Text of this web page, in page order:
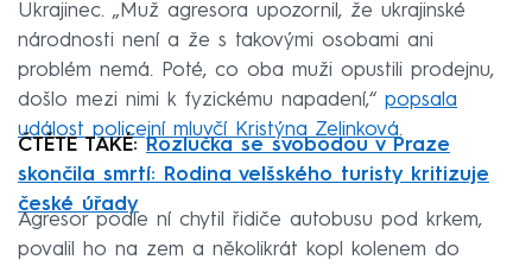
Ukrajinec. „Muž agresora upozornil, že ukrajinské
národnosti není a že s takovými osobami ani
problém nemá. Poté, co oba muži opustili prodejnu,
došlo mezi nimi k fyzickému napadení,“ popsala
událost policejní mluvčí Kristýna Zelinková.
ČTĚTE TAKÉ: Rozlučka se svobodou v Praze
skončila smrtí: Rodina velšského turisty kritizuje
české úřady
Agresor podle ní chytil řidiče autobusu pod krkem,
povalil ho na zem a několikrát kopl kolenem do